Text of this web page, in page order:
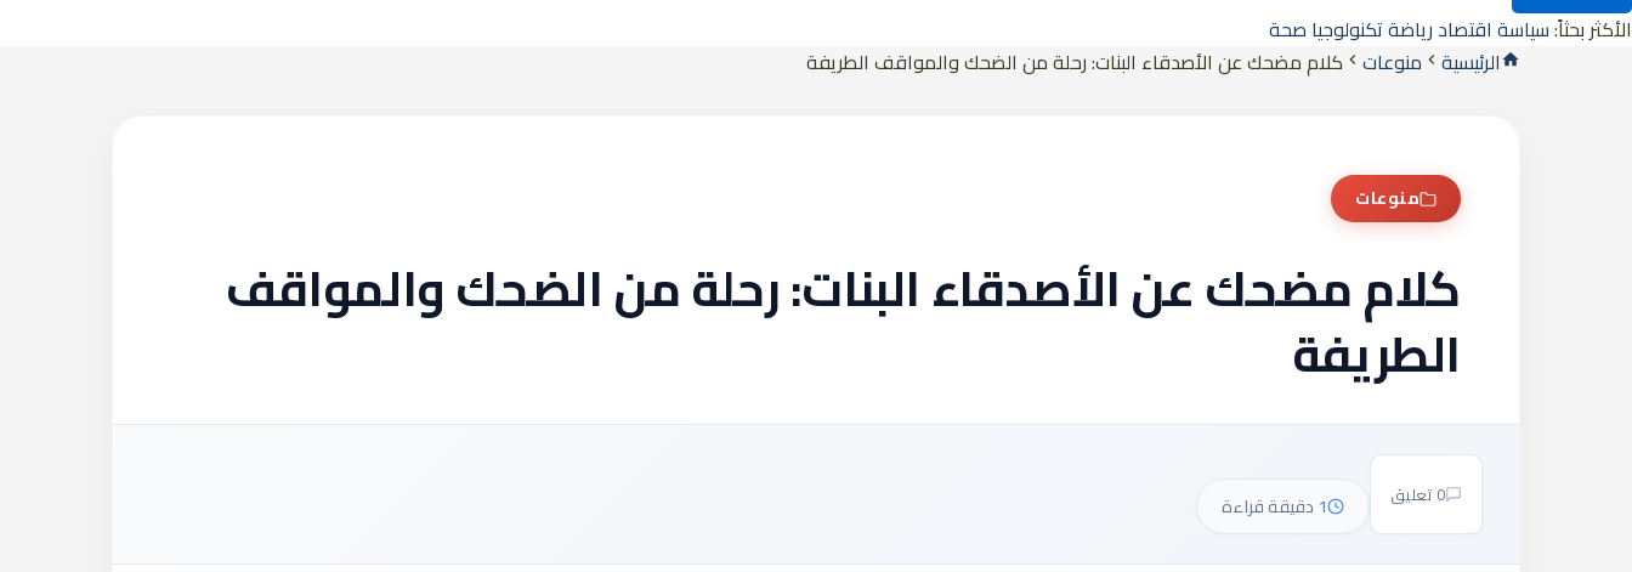
الأكثر بحثاً:سياسة اقتصاد رياضةتكنولوجيا صحة
الرئيسية منوعات كلام مضحك عن الأصدقاء البنات: رحلة من الضحك والمواقف الطريفة
منوعات
كلام مضحك عن الأصدقاء البنات: رحلة من الضحك والمواقف
الطريفة
0 تعليق 1 دقيقة قراءة